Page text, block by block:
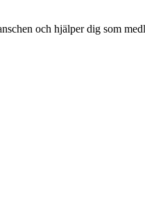
och hjälper dig som